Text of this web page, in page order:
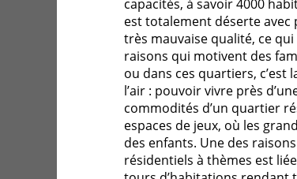
capacités, à savoir 4000
est totalement déserte avec
très mauvaise qualité, ce qui
raisons qui motivent des
ou dans ces quartiers, c’est
l’air : pouvoir vivre près
commodités d’un quartier
espaces de jeux, où les
des enfants. Une des
résidentiels à thèmes est